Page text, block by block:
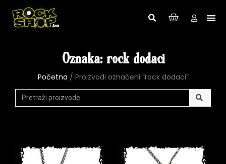
Oznaka: rock dodaci
Početna / Proizvodi označeni “rock dodaci”